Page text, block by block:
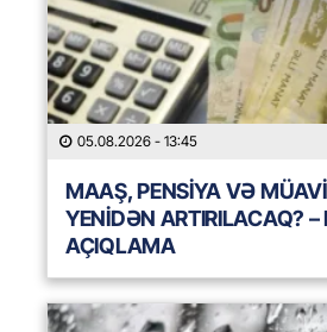
05.08.2026 - 13:45
MAAŞ, PENSİYA VƏ
YENİDƏN ARTIRILACAQ?
AÇIQLAMA